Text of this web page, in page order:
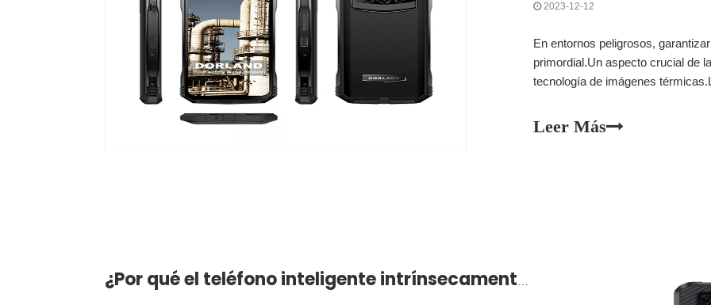
2023-12-12
En entornos peligrosos,
primordial.Un aspecto crucial de
tecnología de imágenes
artículo explora la conc.
Leer Más
¿Por qué el teléfono inteligente intrínsecamente seguro es popular entre muchas personas?